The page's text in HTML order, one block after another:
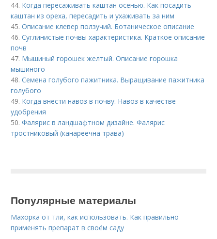
44. Когда пересаживать каштан осенью. Как посадить
каштан из ореха, пересадить и ухаживать за ним
45.Описание клевер ползучий. Ботаническое описание
46.Суглинистые почвы характеристика. Краткое описание
почв
47. Мышиный горошек желтый. Описание горошка
мышиного
48.Семена голубого пажитника. Выращивание пажитника
голубого
49. Когда внести навоз в почву. Навоз в качестве
удобрения
50.Фалярис в ландшафтном дизайне. Фалярис
тростниковый (канареечна трава)
Популярные материалы
Махорка от тли, как использовать. Как правильно
применять препарат в своём саду